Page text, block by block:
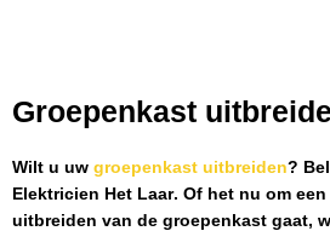
Groepenkast
Wilt u uw groepenkast uitbreiden?
Elektricien Het Laar. Of het nu om
uitbreiden van de groepenkast gaat,